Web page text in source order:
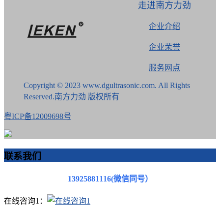
走进南方力劲
企业介绍
企业荣誉
服务网点
Copyright © 2023 www.dgultrasonic.com. All Rights
Reserved.南方力劲 版权所有
粤ICP备12009698号
联系我们
13925881116(微信同号）
在线咨询1：